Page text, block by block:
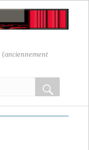
(anciennement
OK